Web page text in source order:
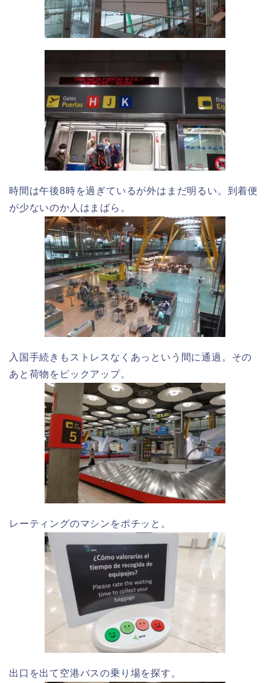
時間は午後8時を過ぎているが外はまだ明るい。到着便
が少ないのか人はまばら。
入国手続きもストレスなくあっという間に通過。その
あと荷物をピックアップ。
レーティングのマシンをポチッと。
出口を出て空港バスの乗り場を探す。